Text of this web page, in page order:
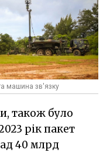
машина зв'язку
також було
рік пакет
40 млрд